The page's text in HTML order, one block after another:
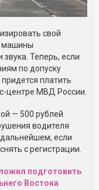
свой
машины
Теперь, если
по допуску
платить
центре МВД России.
— 500 рублей.
водителя
дальнейшем, если
с регистрации.
подготовить
Востока